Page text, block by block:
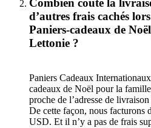
Combien coûte la
d’autres frais cachés
Paniers-cadeaux de
Lettonie ?
Paniers Cadeaux
cadeaux de Noël pour la
proche de l’adresse de
De cette façon, nous facturons
USD. Et il n’y a pas de frais